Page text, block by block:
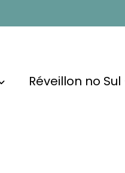
Réveillon no Sul